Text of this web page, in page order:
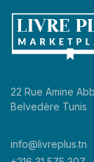
22 Rue Amine
Belvedère Tunis
info@livreplus.tn